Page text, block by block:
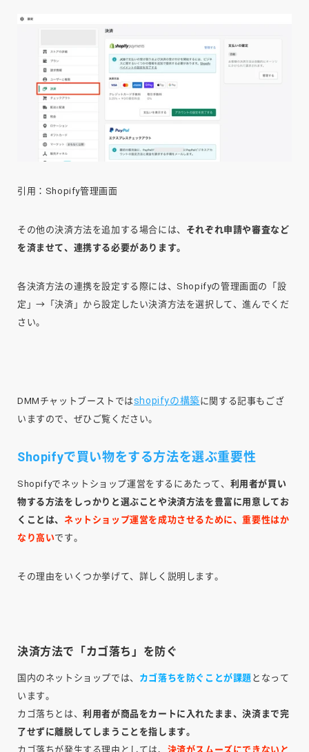
引用：Shopify管理画面
その他の決済方法を追加する場合には、 それぞれ申請や審査など
を済ませて、連携する必要があります。
各決済方法の連携を設定する際には、Shopifyの管理画面の「設
定」→「決済」から設定したい決済方法を選択して、進んでくだ
さい。
DMMチャットブーストではshopifyの構築に関する記事もござ
いますので、ぜひご覧ください。
Shopifyで買い物をする方法を選ぶ重要性
Shopifyでネットショップ運営をするにあたって、 利用者が買い
物する方法をしっかりと選ぶことや決済方法を豊富に用意してお
くことは、 ネットショップ運営を成功させるために、重要性はか
なり高いです。
その理由をいくつか挙げて、詳しく説明します。
決済方法で「カゴ落ち」を防ぐ
国内のネットショップでは、 カゴ落ちを防ぐことが課題 となって
います。
カゴ落ちとは、利用者が商品をカートに入れたまま、決済まで完
了せずに離脱してしまうことを指します。
カゴ落ちが発生する理由としては、 決済がスムーズにできないと